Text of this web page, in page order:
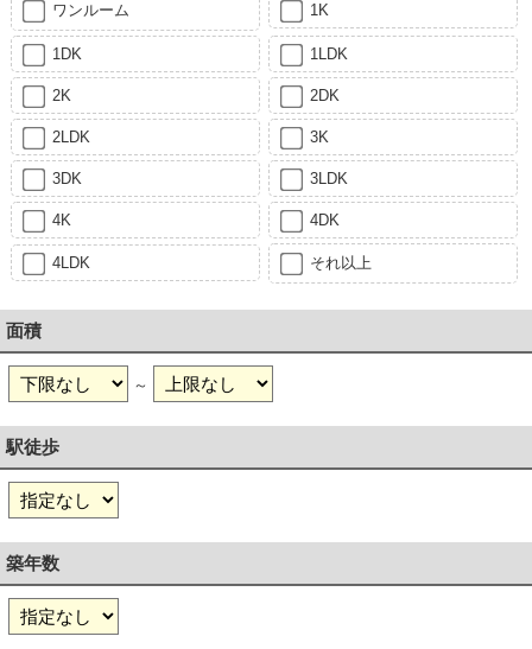
ワンルーム 1K
1DK 1LDK
2K 2DK
2LDK 3K
3DK 3LDK
4K 4DK
4LDK それ以上
面積
～
駅徒歩
築年数